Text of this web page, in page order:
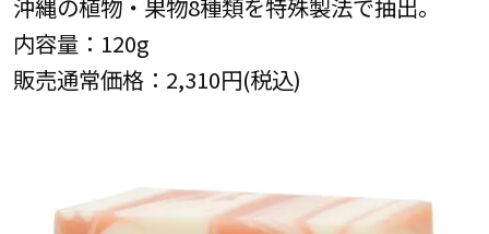
内容量：120g
販売通常価格：2,310円(税込)